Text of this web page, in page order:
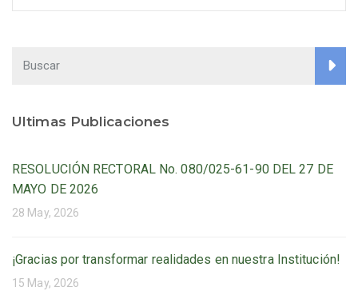
Ultimas Publicaciones
RESOLUCIÓN RECTORAL No. 080/025-61-90 DEL 27 DE
MAYO DE 2026
28 May, 2026
¡Gracias por transformar realidades en nuestra Institución!
15 May, 2026